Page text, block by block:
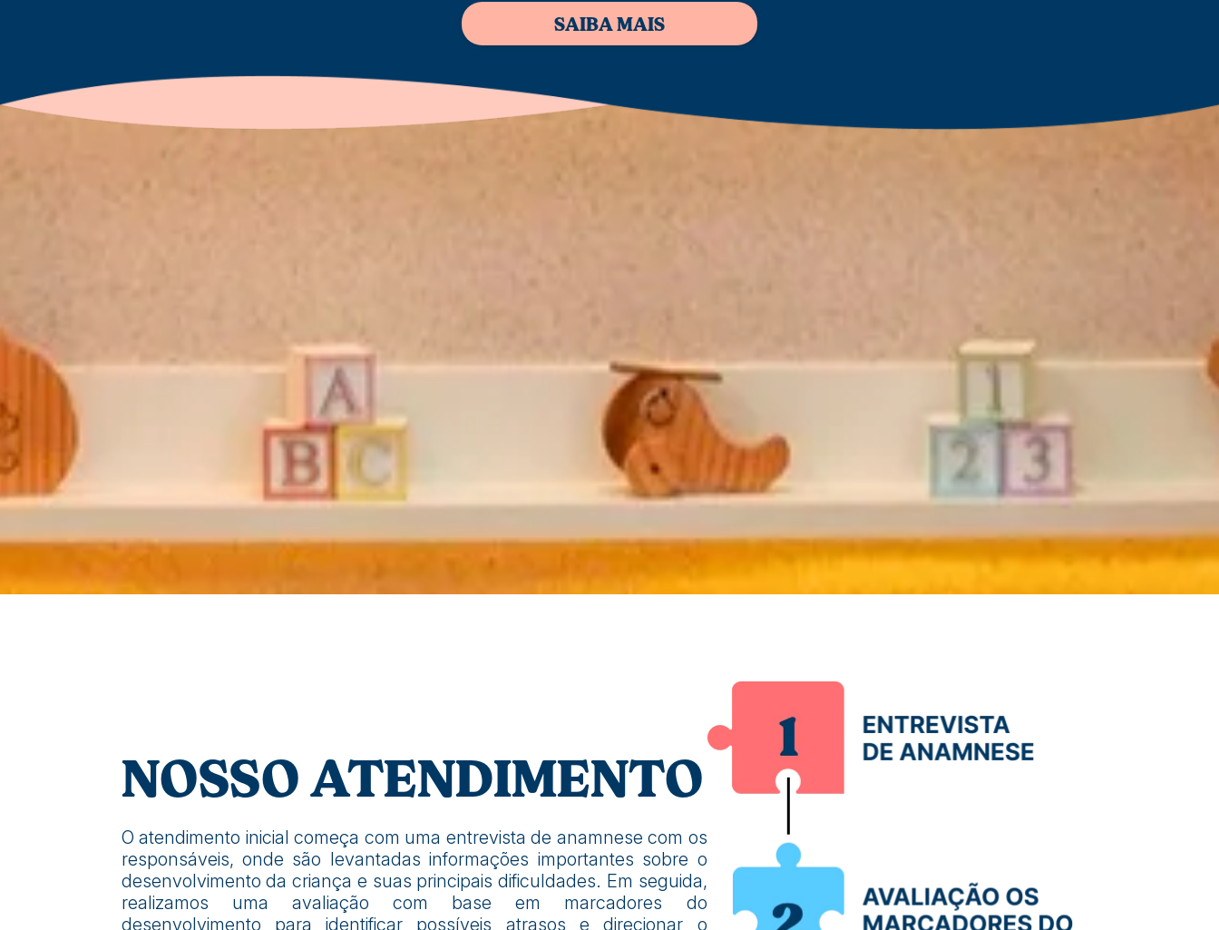
SAIBA MAIS
NOSSO ATENDIMENTO
O atendimento inicial começa com uma entrevista de anamnese com os
responsáveis, onde são levantadas informações importantes sobre o
desenvolvimento da criança e suas principais dificuldades. Em seguida,
realizamos uma avaliação com base em marcadores do
desenvolvimento para identificar possíveis atrasos e direcionar o